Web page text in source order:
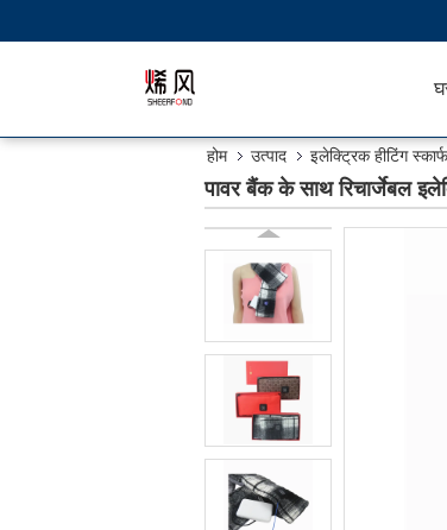
होम उत्पाद इलेक्ट्रिक हीटिंग स्कार्फ
पावर बैंक के साथ रिचार्जेबल